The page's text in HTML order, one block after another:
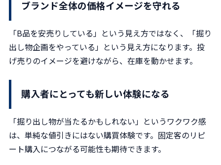
ブランド全体の価格イメージを守れる
「B品を安売りしている」という見え方ではなく、「掘り
出し物企画をやっている」という見え方になります。投
げ売りのイメージを避けながら、在庫を動かせます。
購入者にとっても新しい体験になる
「掘り出し物が当たるかもしれない」というワクワク感
は、単純な値引きにはない購買体験です。固定客のリピ
ート購入につながる可能性も期待できます。